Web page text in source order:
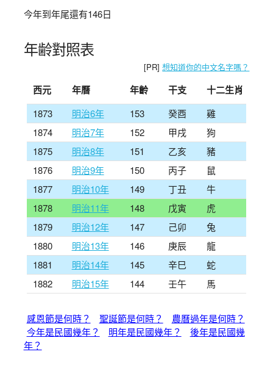
今年到年尾還有146日
年齢對照表
[PR]想知道你的中文名字嗎？
西元 年曆 年齡 干支 十二生肖
1873 明治6年 153 癸酉
雞
1874
明治7年 152 甲戌
狗
1875
明治8年 151 乙亥
豬
1876
明治9年 150 丙子
鼠
1877
明治10年 149 丁丑
牛
1878
明治11年 148 戊寅
虎
1879
明治12年 147 己卯
兔
1880
明治13年 146 庚辰
龍
1881
明治14年 145 辛巳
蛇
1882
明治15年 144 壬午 馬
感恩節是何時？ 聖誕節是何時？
農曆過年是何時？
今年是民國幾年？
明年是民國幾年？
後年是民國幾
年？